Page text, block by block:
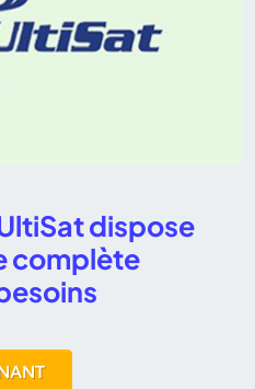
dispose
complète